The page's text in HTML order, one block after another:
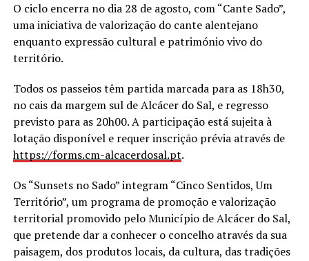
O ciclo encerra no dia 28 de agosto, com “Cante Sado”,
uma iniciativa de valorização do cante alentejano
enquanto expressão cultural e património vivo do
território.
Todos os passeios têm partida marcada para as 18h30,
no cais da margem sul de Alcácer do Sal, e regresso
previsto para as 20h00. A participação está sujeita à
lotação disponível e requer inscrição prévia através de
https://forms.cm-alcacerdosal.pt.
Os “Sunsets no Sado” integram “Cinco Sentidos, Um
Território”, um programa de promoção e valorização
territorial promovido pelo Município de Alcácer do Sal,
que pretende dar a conhecer o concelho através da sua
paisagem, dos produtos locais, da cultura, das tradições